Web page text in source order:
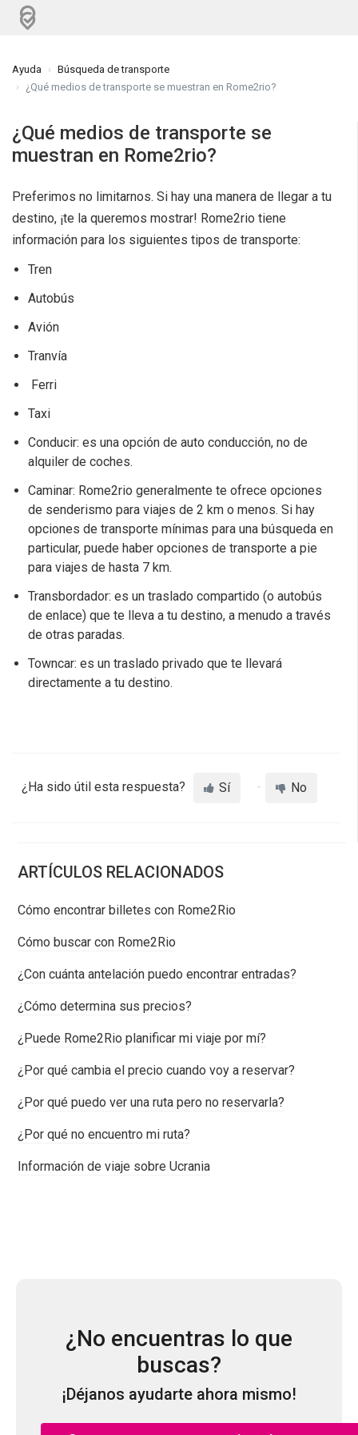
Ayuda
Búsqueda de transporte
¿Qué medios de transporte se muestran en Rome2rio?
¿Qué medios de transporte se
muestran en Rome2rio?
Preferimos no limitarnos. Si hay una manera de llegar a tu
destino, ¡te la queremos mostrar! Rome2rio tiene
información para los siguientes tipos de transporte:
Tren
Autobús
Avión
Tranvía
Ferri
Taxi
Conducir: es una opción de auto conducción, no de
alquiler de coches.
Caminar: Rome2rio generalmente te ofrece opciones
de senderismo para viajes de 2 km o menos. Si hay
opciones de transporte mínimas para una búsqueda en
particular, puede haber opciones de transporte a pie
para viajes de hasta 7 km.
Transbordador: es un traslado compartido (o autobús
de enlace) que te lleva a tu destino, a menudo a través
de otras paradas.
Towncar: es un traslado privado que te llevará
directamente a tu destino.
¿Ha sido útil esta respuesta? Sí No
ARTÍCULOS RELACIONADOS
Cómo encontrar billetes con Rome2Rio
Cómo buscar con Rome2Rio
¿Con cuánta antelación puedo encontrar entradas?
¿Cómo determina sus precios?
¿Puede Rome2Rio planificar mi viaje por mí?
¿Por qué cambia el precio cuando voy a reservar?
¿Por qué puedo ver una ruta pero no reservarla?
¿Por qué no encuentro mi ruta?
Información de viaje sobre Ucrania
¿No encuentras lo que
buscas?
¡Déjanos ayudarte ahora mismo!